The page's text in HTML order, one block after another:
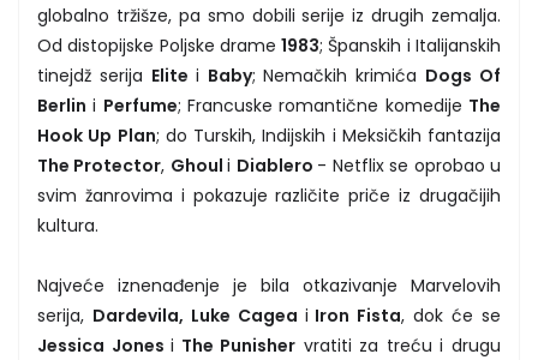
globalno tržišze, pa smo dobili serije iz drugih zemalja.
Od distopijske Poljske drame1983; Španskih i Italijanskih
tinejdž serija Elite i Baby; Nemačkih krimića Dogs Of
Berlin i Perfume; Francuske romantične komedije The
Hook Up Plan; do Turskih, Indijskih i Meksičkih fantazija
The Protector, Ghouli Diablero - Netflix se oprobao u
svim žanrovima i pokazuje različite priče iz drugačijih
kultura.
Najveće iznenađenje je bila otkazivanje Marvelovih
serija, Dardevila, Luke Cagea i Iron Fista, dok će se
Jessica Jonesi The Punisher vratiti za treću i drugu